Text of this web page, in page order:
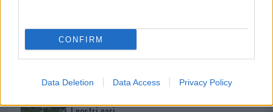
CONFIRM
Data Deletion Data Access Privacy Policy
Martina Agostina Diturco